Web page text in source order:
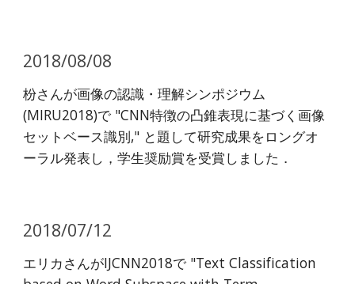
2018/08/08
枌さんが画像の認識・理解シンポジウム
(MIRU2018)で "CNN特徴の凸錐表現に基づく画像
セットベース識別," と題して研究成果をロングオ
ーラル発表し，学生奨励賞を受賞しました．
2018/07/12
エリカさんがIJCNN2018で "Text Classification